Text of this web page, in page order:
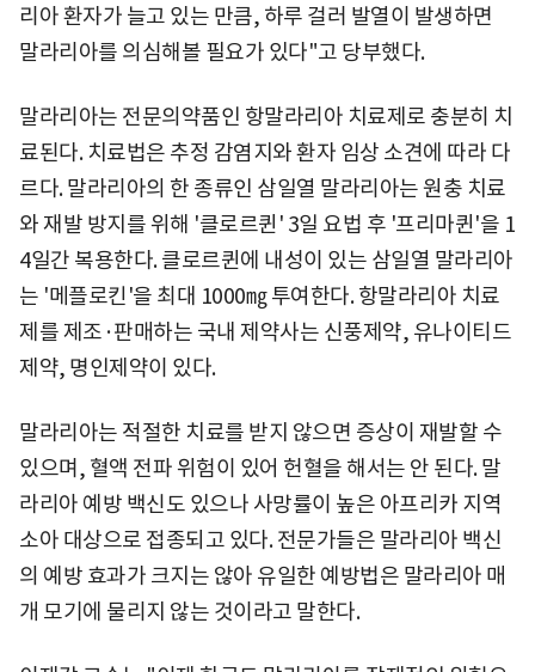
리아 환자가 늘고 있는 만큼, 하루 걸러 발열이 발생하면
말라리아를 의심해볼 필요가 있다"고 당부했다.
말라리아는 전문의약품인 항말라리아 치료제로 충분히 치
료된다. 치료법은 추정 감염지와 환자 임상 소견에 따라 다
르다. 말라리아의 한 종류인 삼일열 말라리아는 원충 치료
와 재발 방지를 위해 '클로르퀸' 3일 요법 후 '프리마퀸'을 1
4일간 복용한다. 클로르퀸에 내성이 있는 삼일열 말라리아
는 '메플로킨'을 최대 1000㎎ 투여한다. 항말라리아 치료
제를 제조·판매하는 국내 제약사는 신풍제약, 유나이티드
제약, 명인제약이 있다.
말라리아는 적절한 치료를 받지 않으면 증상이 재발할 수
있으며, 혈액 전파 위험이 있어 헌혈을 해서는 안 된다. 말
라리아 예방 백신도 있으나 사망률이 높은 아프리카 지역
소아 대상으로 접종되고 있다. 전문가들은 말라리아 백신
의 예방 효과가 크지는 않아 유일한 예방법은 말라리아 매
개 모기에 물리지 않는 것이라고 말한다.